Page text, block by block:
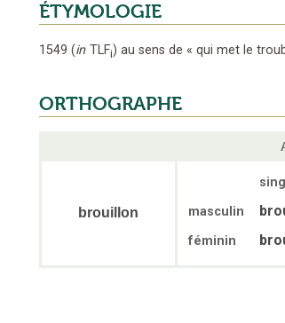
ÉTYMOLOGIE
1549 (in TLFi) au sens de « qui met le
ORTHOGRAPHE
brouillon
masculin
féminin